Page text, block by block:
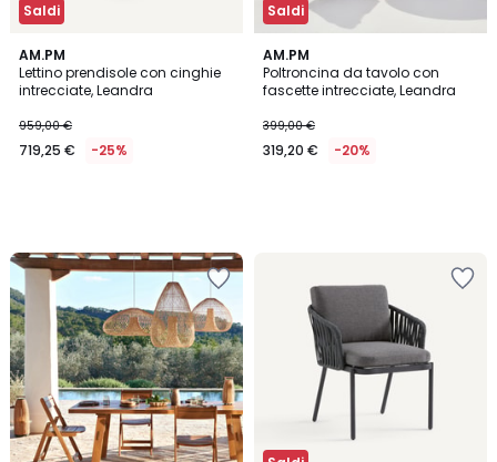
Saldi
AM.PM
Lettino prendisole con cinghie
intrecciate, Leandra
959,00 €
719,25 € -25%
Saldi
AM.PM
Poltroncina da tavolo con
fascette intrecciate, Leandra
399,00 €
319,20 € -20%